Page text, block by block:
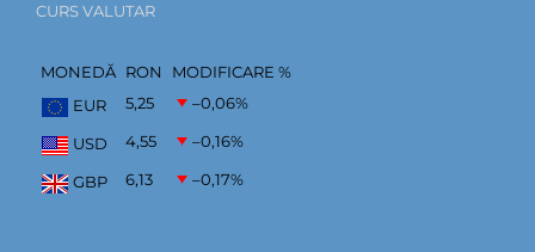
CURS VALUTAR
MONEDĂ RON
MODIFICARE %
EUR
5,25 –0,06%
USD 4,55 –0,16%
GBP 6,13 –0,17%